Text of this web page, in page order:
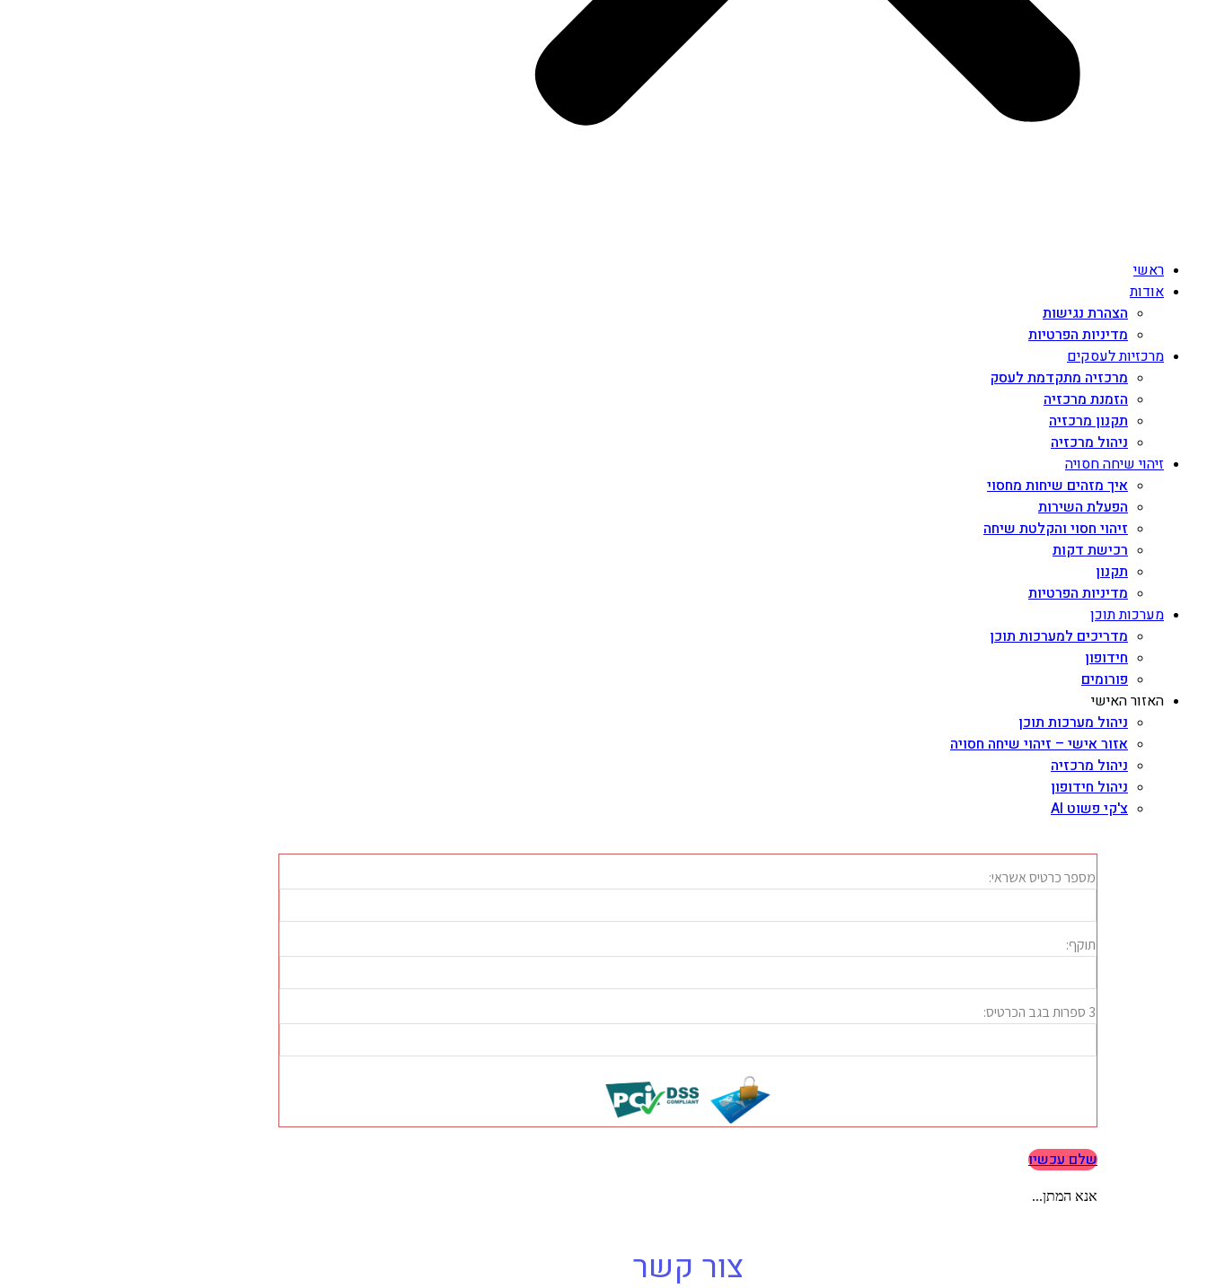
ראשי
אודות
הצהרת נגישות
מדיניות הפרטיות
מרכזיות לעסקים
מרכזיה מתקדמת לעסק
הזמנת מרכזיה
תקנון מרכזיה
ניהול מרכזיה
זיהוי שיחה חסויה
איך מזהים שיחות מחסוי
הפעלת השירות
זיהוי חסוי והקלטת שיחה
רכישת דקות
תקנון
מדיניות הפרטיות
מערכות תוכן
מדריכים למערכות תוכן
חידופון
פורומים
האזור האישי
ניהול מערכות תוכן
אזור אישי – זיהוי שיחה חסויה
ניהול מרכזיה
ניהול חידופון
צ'קי פשוט AI
שלם עכשיו
אנא המתן...
צור קשר